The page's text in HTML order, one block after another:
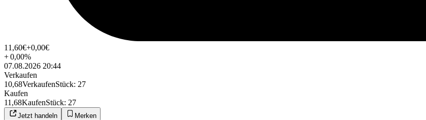
11,60€+0,00€
+0,00%
07.08.2026 20:44
Verkaufen
10,68VerkaufenStück: 27
Kaufen
11,68KaufenStück: 27
Jetzt handeln Merken